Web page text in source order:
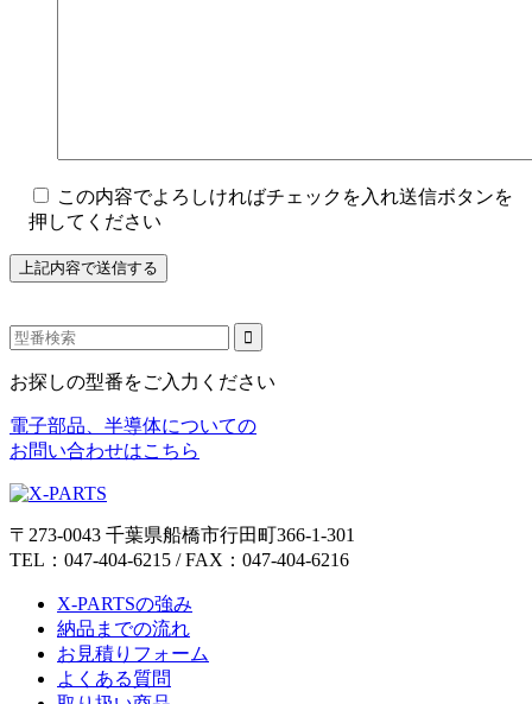
この内容でよろしければチェックを入れ送信ボタンを
押してください
お探しの型番をご入力ください
電子部品、半導体についての
お問い合わせはこちら
〒273-0043 千葉県船橋市行田町366-1-301
TEL：047-404-6215 / FAX：047-404-6216
X-PARTSの強み
納品までの流れ
お見積りフォーム
よくある質問